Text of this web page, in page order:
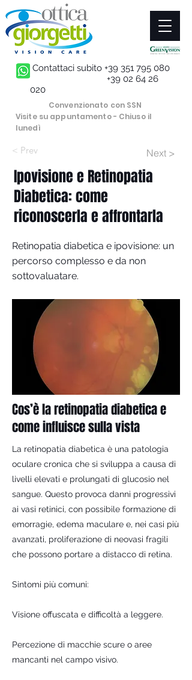
Contattaci subito +39 351 795 080
+39 02 64 26
020
Convenzionato con SSN
Visite su appuntamento - Chiuso il
lunedì
< Prev Next >
Ipovisione e Retinopatia
Diabetica: come
riconoscerla e affrontarla
Retinopatia diabetica e ipovisione: un
percorso complesso e da non
sottovaluatare.
Cos’è la retinopatia diabetica e
come influisce sulla vista
La retinopatia diabetica è una patologia
oculare cronica che si sviluppa a causa di
livelli elevati e prolungati di glucosio nel
sangue. Questo provoca danni progressivi
ai vasi retinici, con possibile formazione di
emorragie, edema maculare e, nei casi più
avanzati, proliferazione di neovasi fragili
che possono portare a distacco di retina.
Sintomi più comuni:
Visione offuscata e difficoltà a leggere.
Percezione di macchie scure o aree
mancanti nel campo visivo.